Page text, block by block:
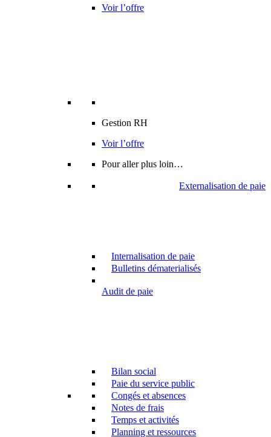
Voir l’offre
Gestion RH
Voir l’offre
Pour aller plus loin…
Externalisation de paie
Internalisation de paie
Bulletins dématerialisés
Audit de paie
Bilan social
Paie du service public
Congés et absences
Notes de frais
Temps et activités
Planning et ressources